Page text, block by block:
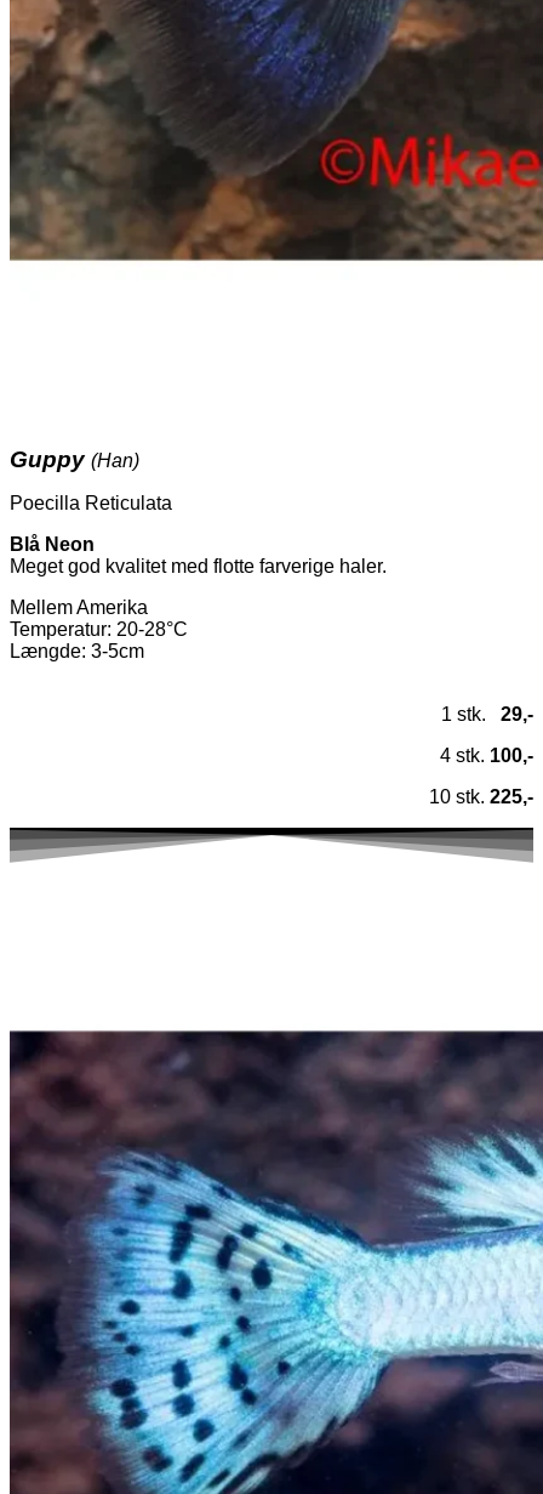
Guppy (Han)
Poecilla Reticulata
Blå Neon
Meget god kvalitet med flotte farverige haler.
Mellem Amerika
Temperatur: 20-28°C
Længde: 3-5cm
1 stk.
29,-
4 stk. 100,-
10 stk. 225,-